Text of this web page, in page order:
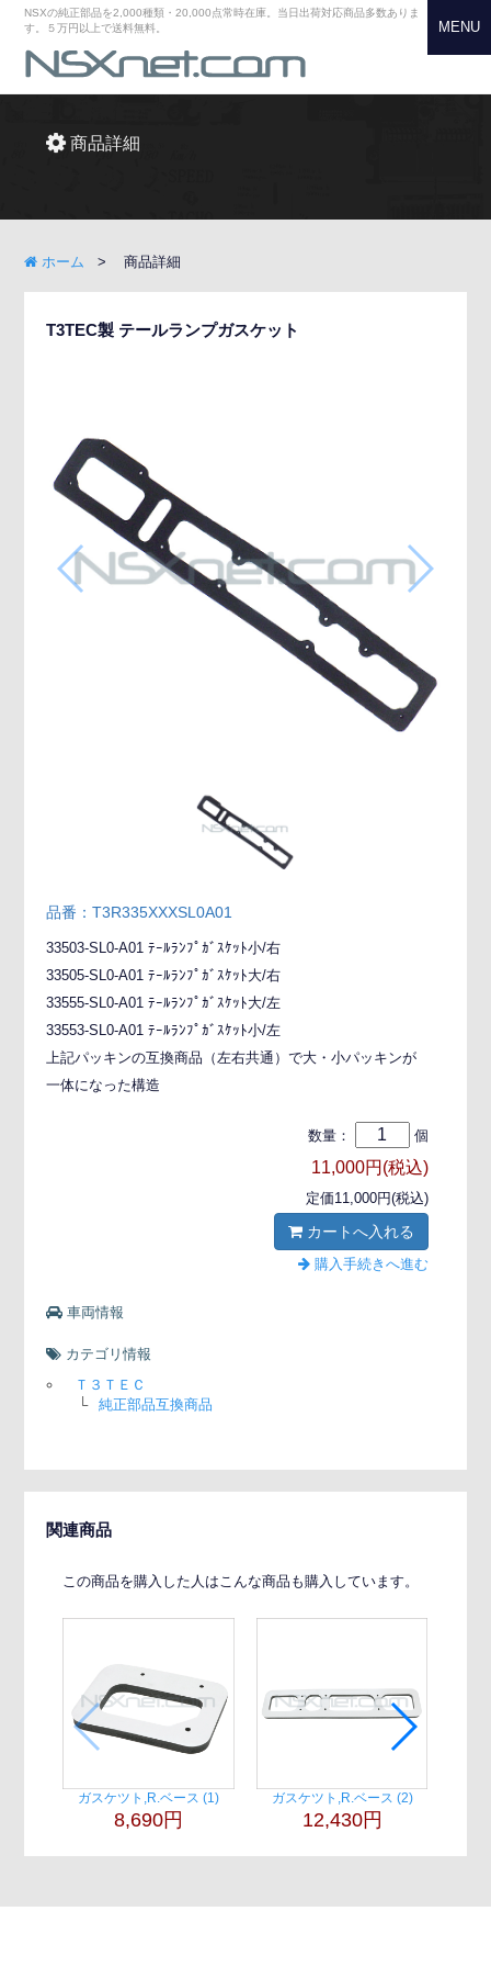
NSXの純正部品を2,000種類・20,000点常時在庫。当日出荷対応商品多数ありま
す。５万円以上で送料無料。
MENU
商品詳細
ホーム 商品詳細
T3TEC製 テールランプガスケット
品番：T3R335XXXSL0A01
33503-SL0-A01 ﾃｰﾙﾗﾝﾌﾟｶﾞｽｹｯﾄ小/右
33505-SL0-A01 ﾃｰﾙﾗﾝﾌﾟｶﾞｽｹｯﾄ大/右
33555-SL0-A01 ﾃｰﾙﾗﾝﾌﾟｶﾞｽｹｯﾄ大/左
33553-SL0-A01 ﾃｰﾙﾗﾝﾌﾟｶﾞｽｹｯﾄ小/左
上記パッキンの互換商品（左右共通）で大・小パッキンが
一体になった構造
数量： 個
11,000円(税込)
定価11,000円(税込)
カートへ入れる
購入手続きへ進む
車両情報
カテゴリ情報
Ｔ３ＴＥＣ
└
純正部品互換商品
関連商品
この商品を購入した人はこんな商品も購入しています。
ガスケツト,R.ベース (1)
8,690円
ガスケツト,R.ベース (2)
12,430円